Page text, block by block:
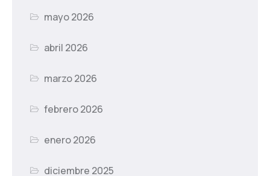
mayo 2026
abril 2026
marzo 2026
febrero 2026
enero 2026
diciembre 2025